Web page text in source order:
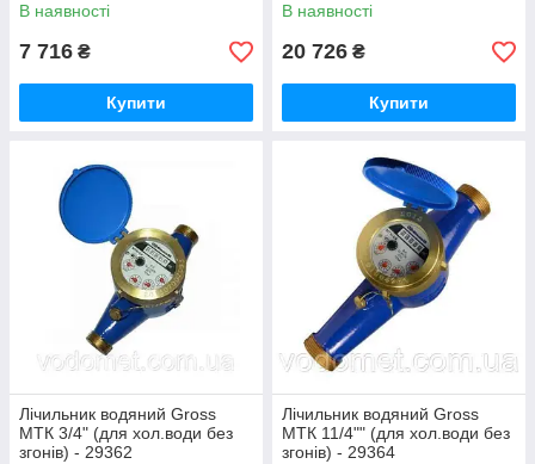
В наявності
7 716 ₴
Купити
В наявності
20 726 ₴
Купити
Лічильник водяний Gross
MTК 3/4" (для хол.води без
згонів) - 29362
Лічильник водяний Gross
MTК 11/4"" (для хол.води без
згонів) - 29364